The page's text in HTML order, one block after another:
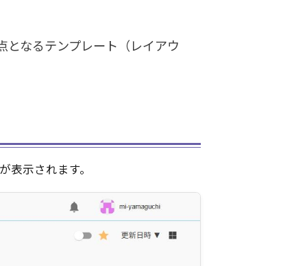
なるテンプレート（レイアウ
示されます。